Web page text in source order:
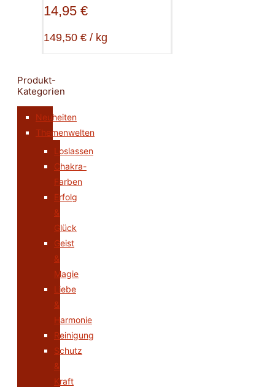
14,95 €
149,50 € / kg
Produkt-
Kategorien
Neuheiten
Themenwelten
Loslassen
Chakra-
Farben
Erfolg
&
Glück
Geist
&
Magie
Liebe
&
Harmonie
Reinigung
Schutz
&
Kraft